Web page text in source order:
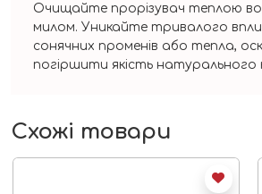
Очищайте прорізувач теплою
милом. Уникайте тривалого
сонячних променів або тепла,
погіршити якість натурального
Схожі товари